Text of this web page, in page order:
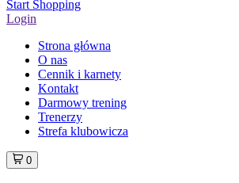
Start Shopping
Login
Strona główna
O nas
Cennik i karnety
Kontakt
Darmowy trening
Trenerzy
Strefa klubowicza
0